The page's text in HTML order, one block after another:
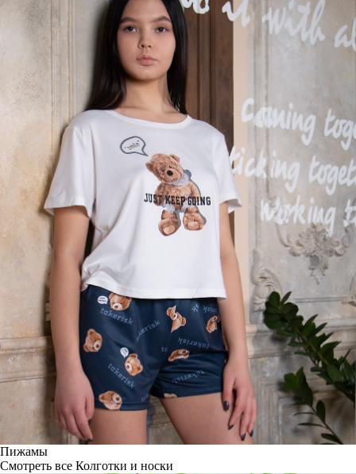
Пижамы
Смотреть все Колготки и носки